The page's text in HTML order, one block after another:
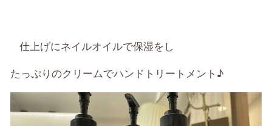
仕上げにネイルオイルで保湿をし
たっぷりのクリームでハンドトリートメント♪